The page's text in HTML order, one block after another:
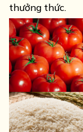
thưởng thức.